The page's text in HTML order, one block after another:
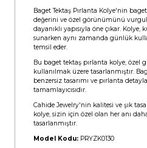
Baget Tektaş Pırlanta Kolye'nin
değerini ve özel görünümünü
dayanıklı yapısıyla öne çıkar.
sunarken aynı zamanda günlük
temsil eder.
Bu baget tektaş pırlanta kolye, özel
kullanılmak üzere tasarlanmıştır.
benzersiz tasarımı ve pırlanta
tamamlayıcısıdır.
Cahide Jewelry'nin kalitesi ve şık
kolye, sizin için özel olan her anı
tasarlanmıştır.
Model Kodu: PRYZK0130